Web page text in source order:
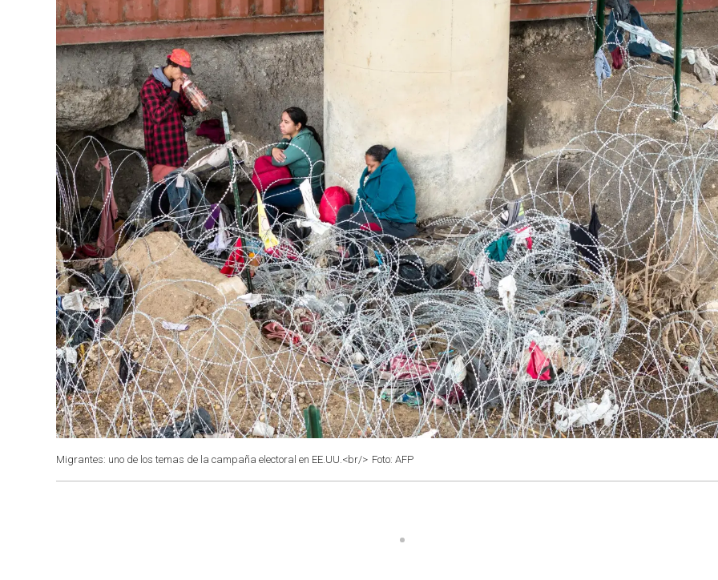
o
k
p
p
I
n
Migrantes: uno de los temas de la campaña electoral en EE.UU.<br/> Foto: AFP